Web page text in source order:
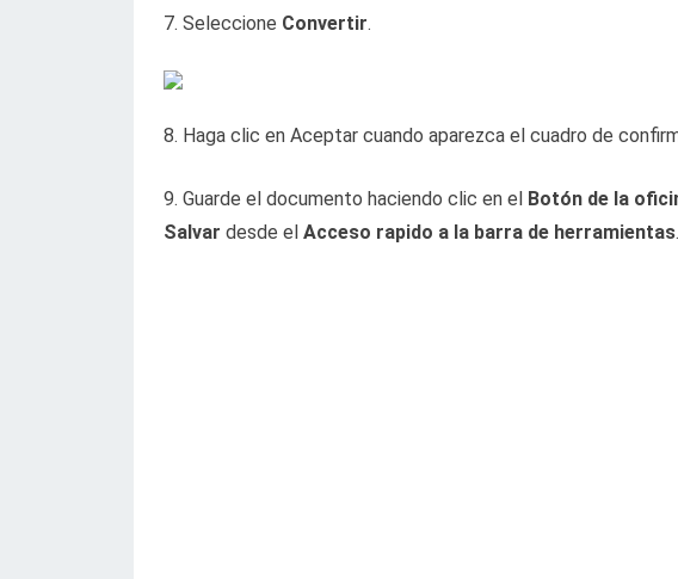
7. Seleccione Convertir.
8. Haga clic en Aceptar cuando aparezca el cuadro de
9. Guarde el documento haciendo clic en el Botón de la
Salvar desde el Acceso rapido a la barra de herramientas.